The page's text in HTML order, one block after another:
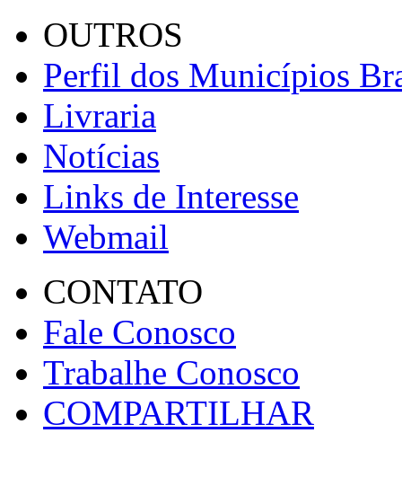
OUTROS
Perfil dos Municípios
Livraria
Notícias
Links de Interesse
Webmail
CONTATO
Fale Conosco
Trabalhe Conosco
COMPARTILHAR